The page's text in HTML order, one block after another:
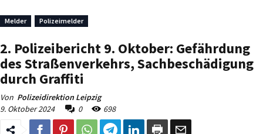
Melder Polizeimelder
2. Polizeibericht 9. Oktober: Gefährdung
des Straßenverkehrs, Sachbeschädigung
durch Graffiti
Von Polizeidirektion Leipzig
9. Oktober 2024
0 698